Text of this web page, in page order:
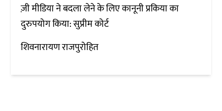
ज़ी मीडिया ने बदला लेने के लिए कानूनी प्रकिया का
दुरुपयोग किया: सुप्रीम कोर्ट
शिवनारायण राजपुरोहित